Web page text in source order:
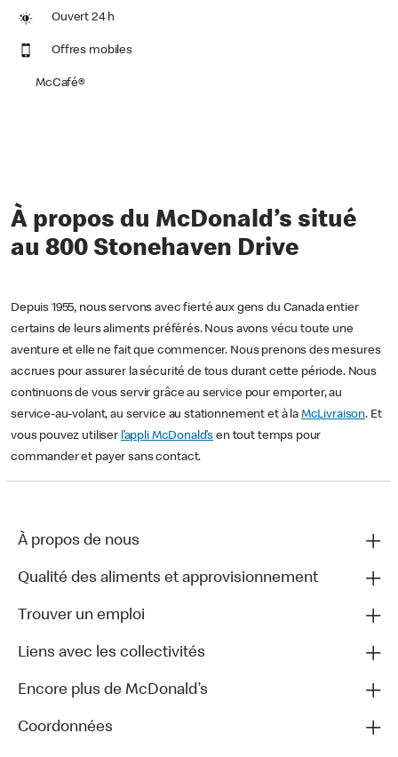
Ouvert 24 h
Offres mobiles
McCafé®
À propos du McDonald’s situé
au 800 Stonehaven Drive
Depuis 1955, nous servons avec fierté aux gens du Canada entier
certains de leurs aliments préférés. Nous avons vécu toute une
aventure et elle ne fait que commencer. Nous prenons des mesures
accrues pour assurer la sécurité de tous durant cette période. Nous
continuons de vous servir grâce au service pour emporter, au
service-au-volant, au service au stationnement et à la McLivraison. Et
vous pouvez utiliser l’appli McDonald’s en tout temps pour
commander et payer sans contact.
À propos de nous
Qualité des aliments et approvisionnement
Trouver un emploi
Liens avec les collectivités
Encore plus de McDonald’s
Coordonnées